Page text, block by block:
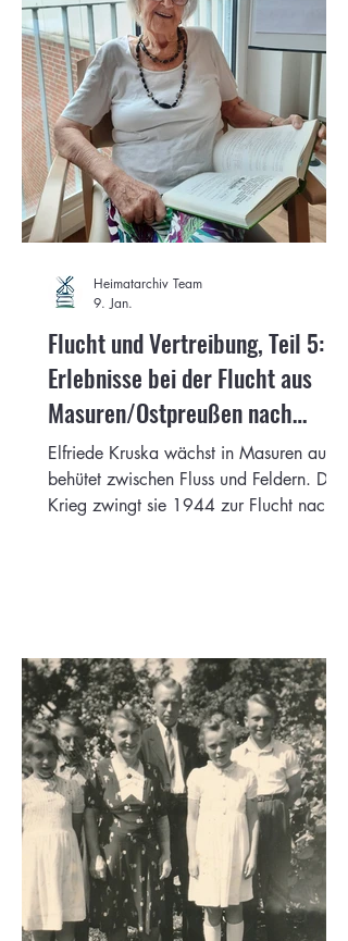
Flucht und Vertreibung, Teil 5:
Erlebnisse bei der Flucht aus
Masuren/Ostpreußen nach
Jeddeloh I
Elfriede Kruska wächst in Masuren auf,
behütet zwischen Fluss und Feldern. Der
Krieg zwingt sie 1944 zur Flucht nach
Heimatarchiv Team
9. Jan.